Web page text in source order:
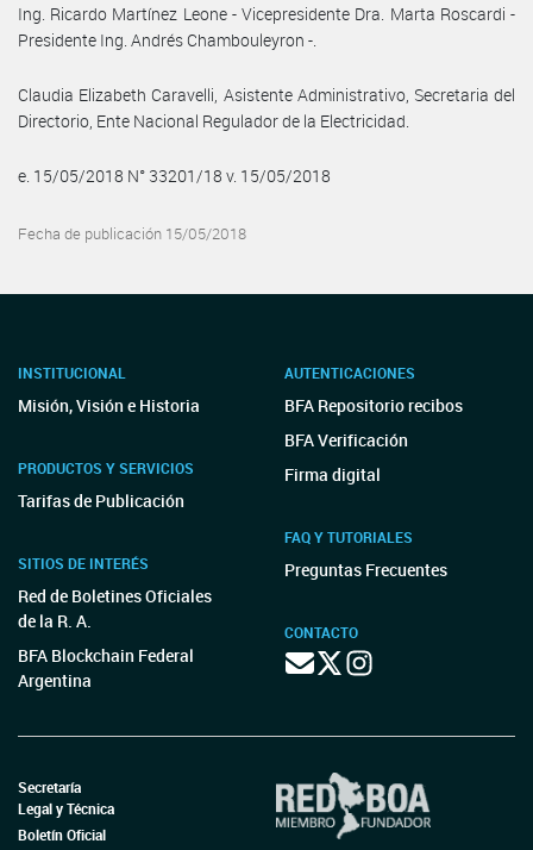
Ing. Ricardo Martínez Leone - Vicepresidente Dra. Marta Roscardi -
Presidente Ing. Andrés Chambouleyron -.
Claudia Elizabeth Caravelli, Asistente Administrativo, Secretaria del
Directorio, Ente Nacional Regulador de la Electricidad.
e. 15/05/2018 N° 33201/18 v. 15/05/2018
Fecha de publicación 15/05/2018
INSTITUCIONAL
Misión, Visión e Historia
PRODUCTOS Y SERVICIOS
Tarifas de Publicación
SITIOS DE INTERÉS
Red de Boletines Oficiales
de la R. A.
BFA Blockchain Federal
Argentina
AUTENTICACIONES
BFA Repositorio recibos
BFA Verificación
Firma digital
FAQ Y TUTORIALES
Preguntas Frecuentes
CONTACTO
Secretaría
Legal y Técnica
Boletín Oficial